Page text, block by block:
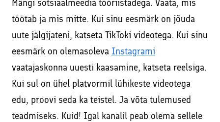
Mängi sotsiaalmeedia tööriistadega. Vaata, mis
töötab ja mis mitte. Kui sinu eesmärk on jõuda
uute jälgijateni, katseta TikToki videotega. Kui sinu
eesmärk on olemasoleva Instagrami
vaatajaskonna uuesti kaasamine, katseta reelsiga.
Kui sul on ühel platvormil lühikeste videotega
edu, proovi seda ka teistel. Ja võta tulemused
teadmiseks. Kuid! Igal kanalil peab olema sellele